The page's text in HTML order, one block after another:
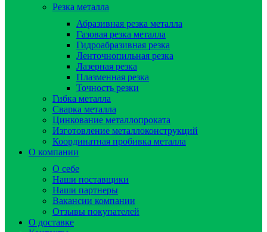
Резка металла
Абразивная резка металла
Газовая резка металла
Гидроaбразивная резка
Ленточнопильная резка
Лазерная резка
Плазменная резка
Точность резки
Гибка металла
Сварка металла
Цинкование металлопроката
Изготовление металлоконструкций
Координатная пробивка металла
О компании
О себе
Наши поставщики
Наши партнеры
Вакансии компании
Отзывы покупателей
О доставке